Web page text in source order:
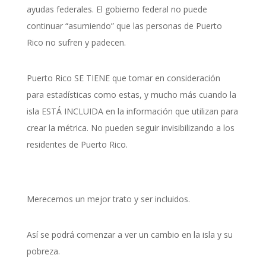
ayudas federales. El gobierno federal no puede
continuar “asumiendo” que las personas de Puerto
Rico no sufren y padecen.
Puerto Rico SE TIENE que tomar en consideración
para estadísticas como estas, y mucho más cuando la
isla ESTÁ INCLUIDA en la información que utilizan para
crear la métrica. No pueden seguir invisibilizando a los
residentes de Puerto Rico.
Merecemos un mejor trato y ser incluidos.
Así se podrá comenzar a ver un cambio en la isla y su
pobreza.